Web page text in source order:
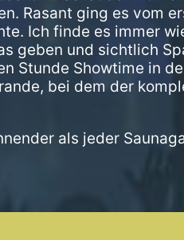
Rasant ging es vom
Ich finde es immer
geben und sichtlich
Stunde Showtime in
bei dem der
als jeder